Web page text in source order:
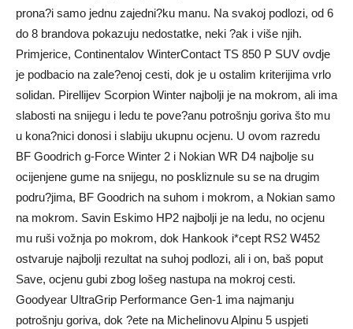
prona?i samo jednu zajedni?ku manu. Na svakoj podlozi, od 6
do 8 brandova pokazuju nedostatke, neki ?ak i više njih.
Primjerice, Continentalov WinterContact TS 850 P SUV ovdje
je podbacio na zale?enoj cesti, dok je u ostalim kriterijima vrlo
solidan. Pirellijev Scorpion Winter najbolji je na mokrom, ali ima
slabosti na snijegu i ledu te pove?anu potrošnju goriva što mu
u kona?nici donosi i slabiju ukupnu ocjenu. U ovom razredu
BF Goodrich g-Force Winter 2 i Nokian WR D4 najbolje su
ocijenjene gume na snijegu, no poskliznule su se na drugim
podru?jima, BF Goodrich na suhom i mokrom, a Nokian samo
na mokrom. Savin Eskimo HP2 najbolji je na ledu, no ocjenu
mu ruši vožnja po mokrom, dok Hankook i*cept RS2 W452
ostvaruje najbolji rezultat na suhoj podlozi, ali i on, baš poput
Save, ocjenu gubi zbog lošeg nastupa na mokroj cesti.
Goodyear UltraGrip Performance Gen-1 ima najmanju
potrošnju goriva, dok ?ete na Michelinovu Alpinu 5 uspjeti